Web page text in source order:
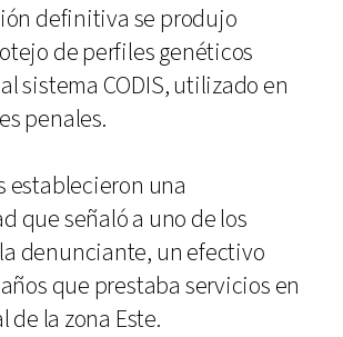
definitiva se produjo
de perfiles genéticos
sistema CODIS, utilizado en
penales.
establecieron una
que señaló a uno de los
denunciante, un efectivo
que prestaba servicios en
de la zona Este.